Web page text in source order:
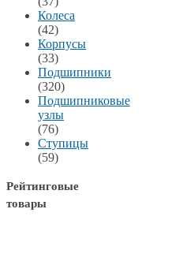
Колеса
(42)
Корпусы
(33)
Подшипники
(320)
Подшипниковые
узлы
(76)
Ступицы
(59)
Рейтинговые
товары